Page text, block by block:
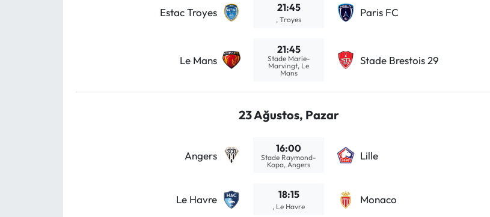
Estac Troyes 21:45
, Troyes
Paris FC
Le Mans
21:45
Stade Marie-
Marvingt, Le
Mans
Stade Brestois 29
23 Ağustos, Pazar
Angers
16:00
Stade Raymond-
Kopa, Angers
Lille
Le Havre 18:15
, Le Havre
Monaco